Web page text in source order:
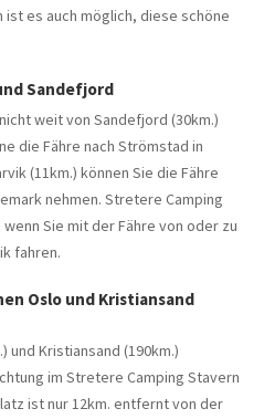
ist es auch möglich, diese schöne
Sandefjord
weit von Sandefjord (30km.)
die Fähre nach Strömstad in
(11km.) können Sie die Fähre
nehmen. Stretere Camping
Sie mit der Fähre von oder zu
fahren.
Oslo und Kristiansand
und Kristiansand (190km.)
im Stretere Camping Stavern
ist nur 12km. entfernt von der